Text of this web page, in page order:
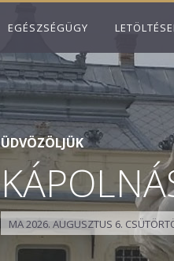
EGÉSZSÉGÜGY
ÜDVÖZÖLJÜK
MA 2026. AUGUSZTUS 6.